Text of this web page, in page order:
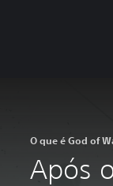
O que é God of
Após